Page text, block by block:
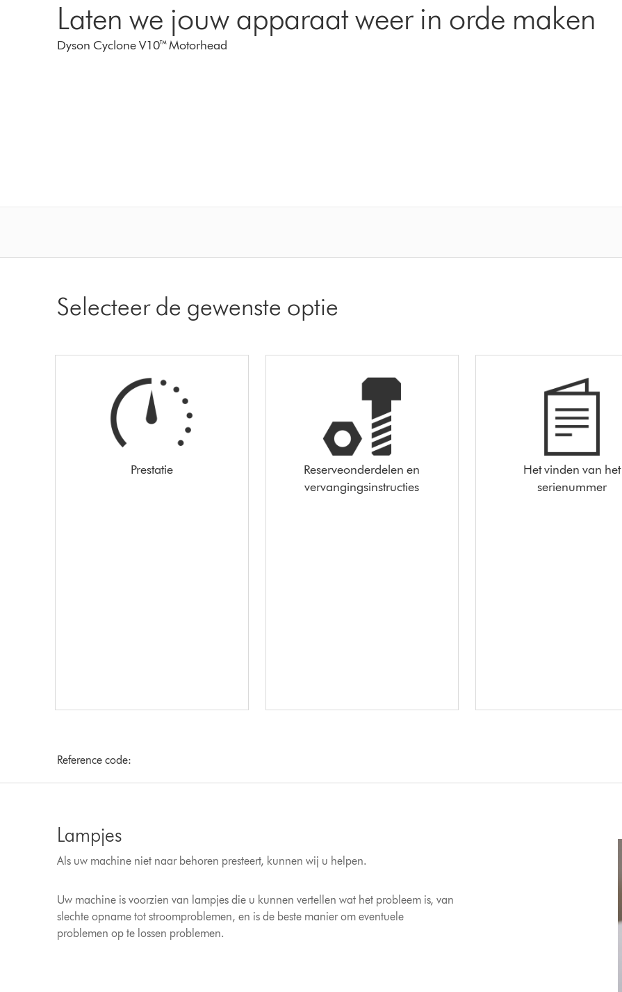
Laten we jouw apparaat weer in orde maken
Dyson Cyclone V10™ Motorhead
Selecteer de gewenste optie
Prestatie
Reserveonderdelen en
vervangingsinstructies
Het vinden van het
serienummer
Reference code:
Lampjes
Als uw machine niet naar behoren presteert, kunnen wij u helpen.
Uw machine is voorzien van lampjes die u kunnen vertellen wat het probleem is, van
slechte opname tot stroomproblemen, en is de beste manier om eventuele
problemen op te lossen problemen.